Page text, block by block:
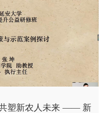
塑新农人未来 —— 新